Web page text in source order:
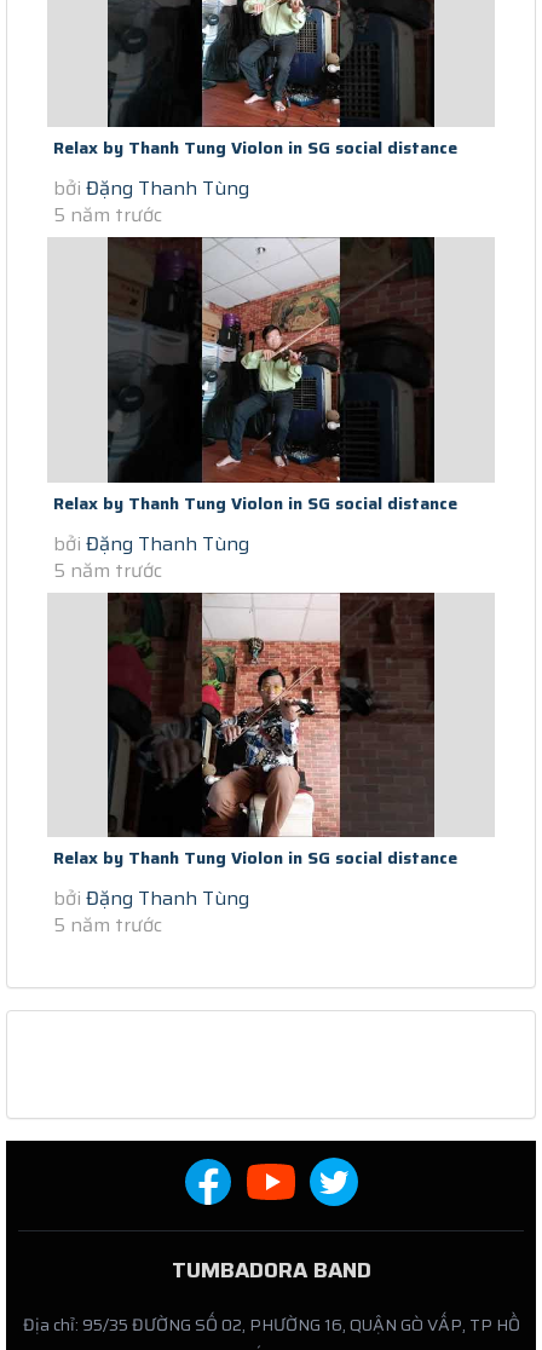
Relax by Thanh Tung Violon in SG social distance
Covid Khong Con Mua Thu VA...
bởi Đặng Thanh Tùng
5 năm trước
Relax by Thanh Tung Violon in SG social distance
Covid Niem Khuc Cuoi NTM...
bởi Đặng Thanh Tùng
5 năm trước
Relax by Thanh Tung Violon in SG social distance
Covid Gap Me Trong Mo (day...
bởi Đặng Thanh Tùng
5 năm trước
TUMBADORA BAND
Địa chỉ: 95/35 ĐƯỜNG SỐ 02, PHƯỜNG 16, QUẬN GÒ VẤP, TP HỒ